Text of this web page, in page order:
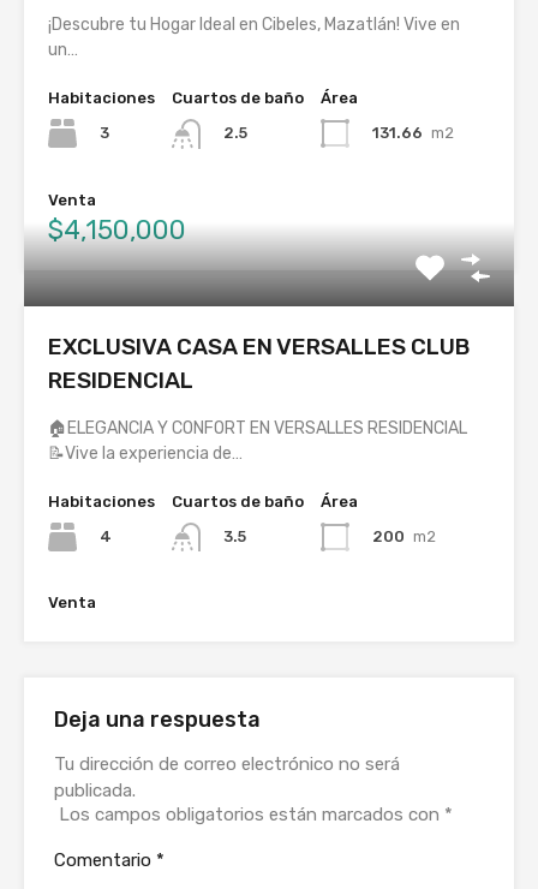
¡Descubre tu Hogar Ideal en Cibeles, Mazatlán! Vive en
un…
Habitaciones
3
Cuartos de baño
2.5
Área
131.66 m2
Venta
$4,150,000
EXCLUSIVA CASA EN VERSALLES CLUB
RESIDENCIAL
🏠ELEGANCIA Y CONFORT EN VERSALLES RESIDENCIAL
📝Vive la experiencia de…
Habitaciones
4
Cuartos de baño
3.5
Área
200 m2
Venta
Deja una respuesta
Tu dirección de correo electrónico no será
publicada.
Los campos obligatorios están marcados con *
Comentario *